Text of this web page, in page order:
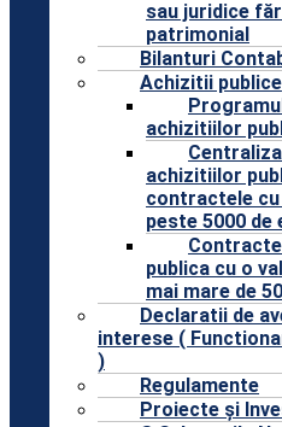
sau juridice
patrimonial
Bilanturi
Achizitii publice
achizitiilor
achizitiilor
contractele cu
peste 5000 de
publica cu o
mai mare de
Declaratii de
interese (
)
Regulamente
Proiecte și